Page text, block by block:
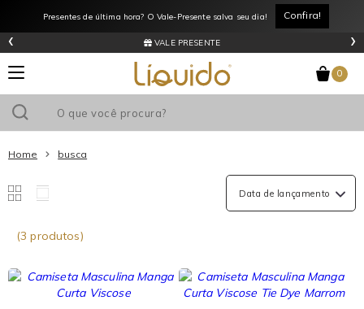
Presentes de última hora? O Vale-Presente salva seu dia! Confira!
VALE PRESENTE
‹ ›
0
Home busca
(3 produtos)